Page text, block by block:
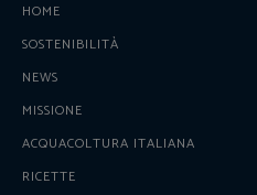
HOME
SOSTENIBILITÀ
NEWS
MISSIONE
ACQUACOLTURA ITALIANA
RICETTE